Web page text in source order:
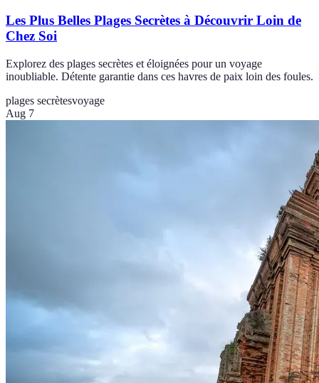
Les Plus Belles Plages Secrètes à Découvrir Loin de
Chez Soi
Explorez des plages secrètes et éloignées pour un voyage
inoubliable. Détente garantie dans ces havres de paix loin des foules.
plages secrètesvoyage
Aug 7